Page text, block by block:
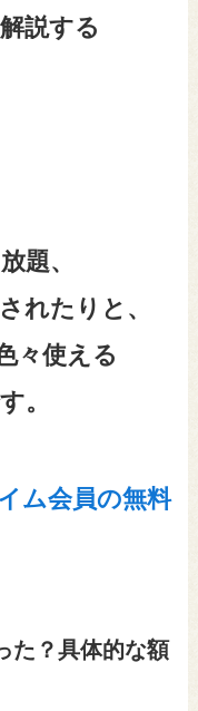
説する
題、
れたりと、
々使える
。
ム会員の無料
た？具体的な額